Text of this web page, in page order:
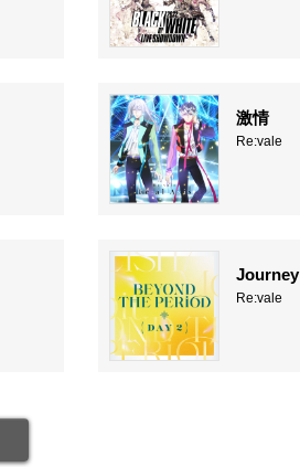
激情
Re:vale
Journey
Re:vale